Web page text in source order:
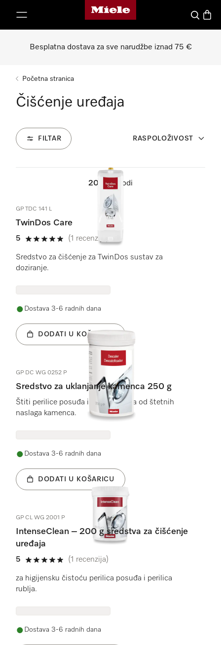
Miele početna stranica
Pretraga
Besplatna dostava za sve narudžbe iznad 75 €
Početna stranica
Čišćenje uređaja
FILTAR RASPOLOŽIVOST
20 Proizvodi
GP TDC 141 L
TwinDos Care
5
5 od 5
(1 recenzija)
Sredstvo za čišćenje za TwinDos sustav za
doziranje.
Dostava 3-6 radnih dana
DODATI U KOŠARICU
GP DC WG 0252 P
Sredstvo za uklanjanje kamenca 250 g
Štiti perilice posuđa i perilice rublja od štetnih
naslaga kamenca.
Dostava 3-6 radnih dana
DODATI U KOŠARICU
GP CL WG 2001 P
IntenseClean – 200 g sredstva za čišćenje
uređaja
5
5 od 5
(1 recenzija)
za higijensku čistoću perilica posuđa i perilica
rublja.
Dostava 3-6 radnih dana